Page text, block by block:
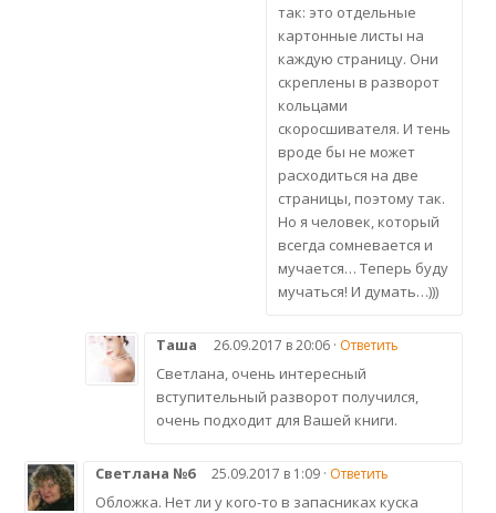
так: это отдельные
картонные листы на
каждую страницу. Они
скреплены в разворот
кольцами
скоросшивателя. И тень
вроде бы не может
расходиться на две
страницы, поэтому так.
Но я человек, который
всегда сомневается и
мучается… Теперь буду
мучаться! И думать…)))
Таша 26.09.2017 в 20:06 · Ответить
Светлана, очень интересный
вступительный разворот получился,
очень подходит для Вашей книги.
Светлана №6 25.09.2017 в 1:09 · Ответить
Обложка. Нет ли у кого-то в запасниках куска